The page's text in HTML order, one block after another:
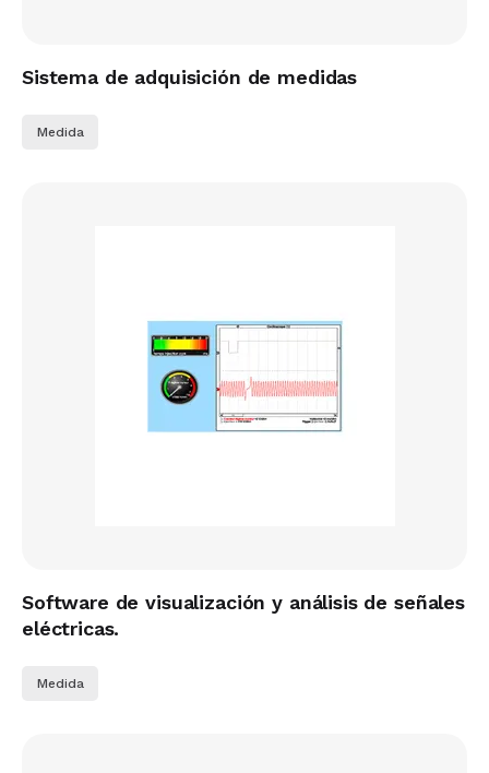
Sistema de adquisición de medidas
Medida
Software de visualización y análisis de señales
eléctricas.
Medida